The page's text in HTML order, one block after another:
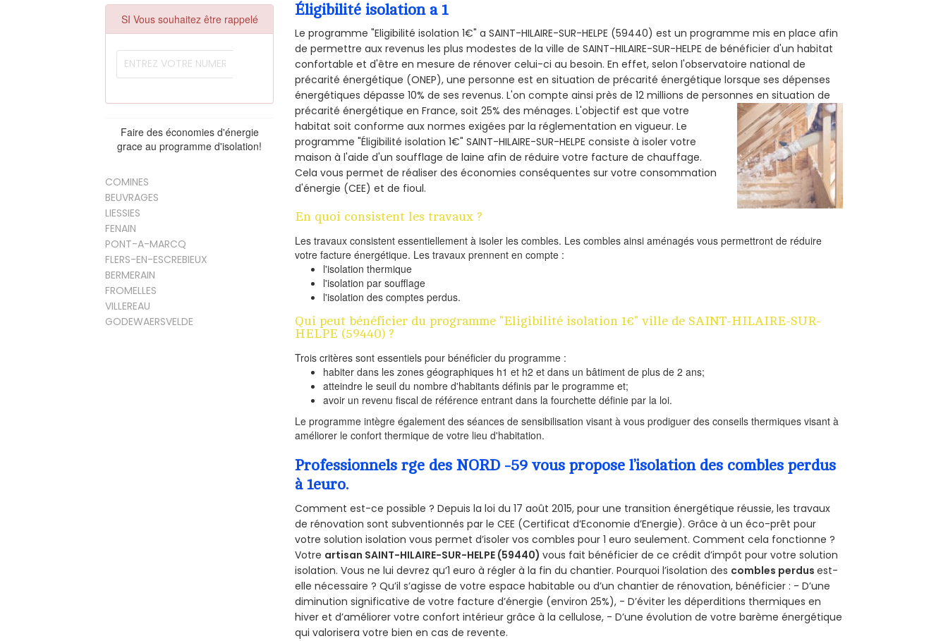
SI Vous souhaitez être rappelé
Faire des économies d'énergie
grace au programme d'isolation!
COMINES
BEUVRAGES
LIESSIES
FENAIN
PONT-A-MARCQ
FLERS-EN-ESCREBIEUX
BERMERAIN
FROMELLES
VILLEREAU
GODEWAERSVELDE
Éligibilité isolation a 1
Le programme "Eligibilité isolation 1€" a SAINT-HILAIRE-SUR-HELPE (59440) est un programme mis en place afin
de permettre aux revenus les plus modestes de la ville de SAINT-HILAIRE-SUR-HELPE de bénéficier d'un habitat
confortable et d'être en mesure de rénover celui-ci au besoin. En effet, selon l'observatoire national de
précarité énergétique (ONEP), une personne est en situation de précarité énergétique lorsque ses dépenses
énergétiques dépasse 10% de ses revenus. L'on compte ainsi près de 12 millions de personnes en situation de
précarité énergétique en France, soit 25% des ménages.L'objectif est que votre
habitat soit conforme aux normes exigées par la réglementation en vigueur. Le
programme "Éligibilité isolation 1€" SAINT-HILAIRE-SUR-HELPE consiste à isoler votre
maison à l'aide d'un soufflage de laine afin de réduire votre facture de chauffage.
Cela vous permet de réaliser des économies conséquentes sur votre consommation
d'énergie (CEE) et de fioul.
En quoi consistent les travaux ?
Les travaux consistent essentiellement à isoler les combles. Les combles ainsi aménagés vous permettront de réduire
votre facture énergétique. Les travaux prennent en compte :
l'isolation thermique
l'isolation par soufflage
l'isolation des comptes perdus.
Qui peut bénéficier du programme "Eligibilité isolation 1€" ville de SAINT-HILAIRE-SUR-
HELPE (59440) ?
Trois critères sont essentiels pour bénéficier du programme :
habiter dans les zones géographiques h1 et h2 et dans un bâtiment de plus de 2 ans;
atteindre le seuil du nombre d'habitants définis par le programme et;
avoir un revenu fiscal de référence entrant dans la fourchette définie par la loi.
Le programme intègre également des séances de sensibilisation visant à vous prodiguer des conseils thermiques visant à
améliorer le confort thermique de votre lieu d'habitation.
Professionnels rge des NORD -59 vous propose l’isolation des combles perdus
à 1euro.
Comment est-ce possible ? Depuis la loi du 17 août 2015, pour une transition énergétique réussie, les travaux
de rénovation sont subventionnés par le CEE (Certificat d’Economie d’Energie). Grâce à un éco-prêt pour
votre solution isolation vous permet d’isoler vos combles pour 1 euro seulement. Comment cela fonctionne ?
Votre artisan SAINT-HILAIRE-SUR-HELPE (59440)vous fait bénéficier de ce crédit d’impôt pour votre solution
isolation. Vous ne lui devrez qu’1 euro à régler à la fin du chantier. Pourquoi l’isolation des combles perdusest-
elle nécessaire ? Qu’il s’agisse de votre espace habitable ou d’un chantier de rénovation, bénéficier : - D’une
diminution significative de votre facture d’énergie (environ 25%), - D’éviter les déperditions thermiques en
hiver et d’améliorer votre confort intérieur grâce à la cellulose, - D’une évolution de votre barème énergétique
qui valorisera votre bien en cas de revente.